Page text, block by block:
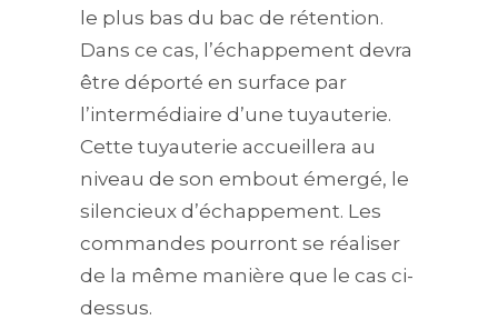
le plus bas du bac de rétention.
Dans ce cas, l’échappement devra
être déporté en surface par
l’intermédiaire d’une tuyauterie.
Cette tuyauterie accueillera au
niveau de son embout émergé, le
silencieux d’échappement. Les
commandes pourront se réaliser
de la même manière que le cas ci-
dessus.